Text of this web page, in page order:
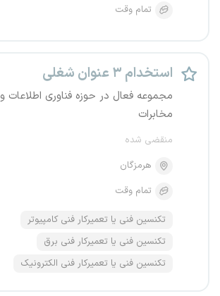
تمام وقت
استخدام ۳ عنوان شغلی
مجموعه فعال در حوزه فناوری اطلاعات و
مخابرات
منقضی شده
هرمزگان
تمام وقت
تکنسین فنی یا تعمیرکار فنی کامپیوتر
تکنسین فنی یا تعمیرکار فنی برق
تکنسین فنی یا تعمیرکار فنی الکترونیک